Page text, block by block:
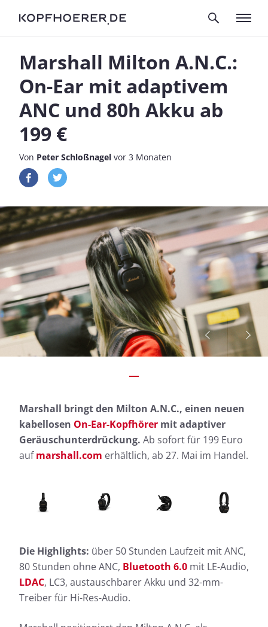
Marshall Milton A.N.C.:
On-Ear mit adaptivem
ANC und 80h Akku ab
199 €
Von Peter Schloßnagel vor 3 Monaten
Marshall bringt den Milton A.N.C., einen neuen
kabellosen On-Ear-Kopfhörer mit adaptiver
Geräuschunterdrückung. Ab sofort für 199 Euro
aufmarshall.com erhältlich, ab 27. Mai im Handel.
Die Highlights: über 50 Stunden Laufzeit mit ANC,
80 Stunden ohne ANC, Bluetooth 6.0 mit LE-Audio,
LDAC, LC3, austauschbarer Akku und 32-mm-
Treiber für Hi-Res-Audio.